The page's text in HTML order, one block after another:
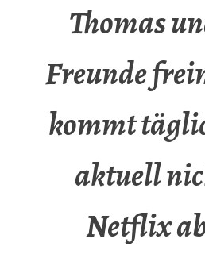
Thomas
Freunde
kommt
aktuell
Netflix